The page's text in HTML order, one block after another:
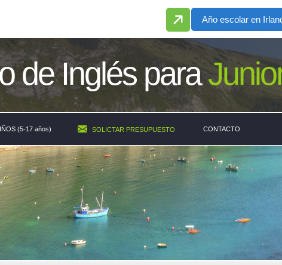
Año escolar en
de Inglés para
(5-17 años) SOLICTAR PRESUPUESTO CONTACTO